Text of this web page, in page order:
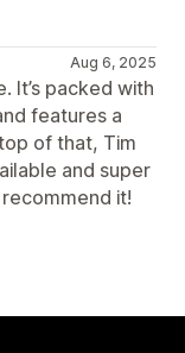
Aug 6, 2025
It’s packed with
features a
of that, Tim
and super
it!